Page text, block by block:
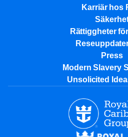
Karriär hos
Rättiggheter
Press
Modern Slavery
Unsolicited